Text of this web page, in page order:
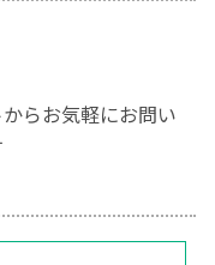
らお気軽にお問い